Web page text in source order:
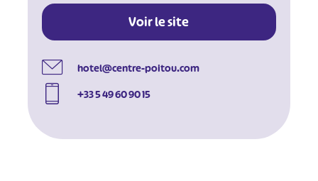
Voir le site
hotel@centre-poitou.com
+33 5 49 60 90 15